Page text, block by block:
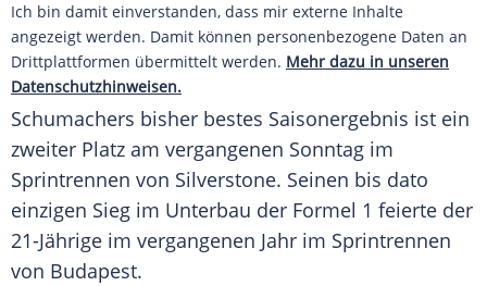
Ich bin damit einverstanden, dass mir externe Inhalte
angezeigt werden. Damit können personenbezogene Daten an
Drittplattformen übermittelt werden. Mehr dazu in unseren
Datenschutzhinweisen.
Schumachers bisher bestes Saisonergebnis ist ein
zweiter Platz am vergangenen Sonntag im
Sprintrennen von Silverstone. Seinen bis dato
einzigen Sieg im Unterbau der Formel 1 feierte der
21-Jährige im vergangenen Jahr im Sprintrennen
von Budapest.